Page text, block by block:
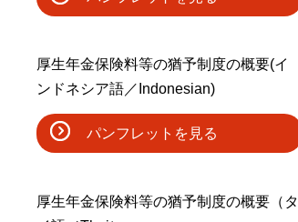
厚生年金保険料等の猶予制度の概要(イ
ンドネシア語／Indonesian)
パンフレットを見る
厚生年金保険料等の猶予制度の概要（タ